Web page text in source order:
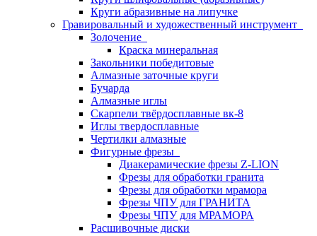
Круги абразивные на липучке
Гравировальный и художественный инструмент
Золочение
Краска минеральная
Закольники победитовые
Алмазные заточные круги
Бучарда
Алмазные иглы
Скарпели твёрдосплавные вк-8
Иглы твердосплавные
Чертилки алмазные
Фигурные фрезы
Диакерамические фрезы Z-LION
Фрезы для обработки гранита
Фрезы для обработки мрамора
Фрезы ЧПУ для ГРАНИТА
Фрезы ЧПУ для МРАМОРА
Расшивочные диски